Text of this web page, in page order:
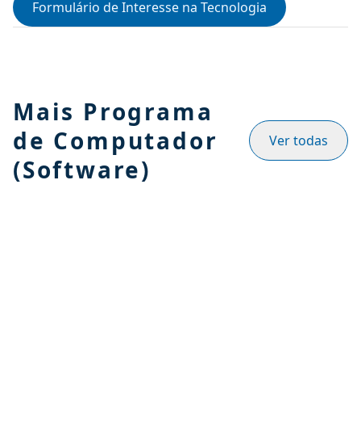
Formulário de Interesse na Tecnologia
Mais Programa
de Computador
(Software)
Ver todas